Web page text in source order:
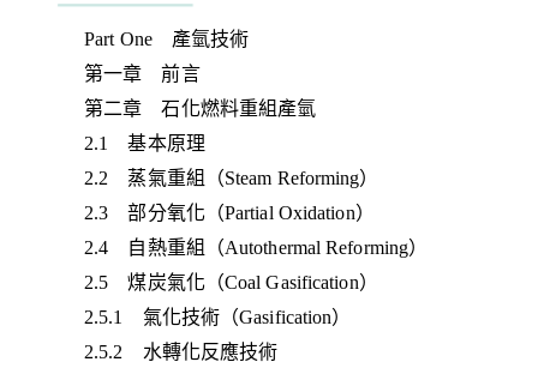
Part One 產氫技術
第一章 前言
第二章 石化燃料重組產氫
2.1 基本原理
2.2 蒸氣重組（Steam Reforming）
2.3 部分氧化（Partial Oxidation）
2.4 自熱重組（Autothermal Reforming）
2.5 煤炭氣化（Coal Gasification）
2.5.1 氣化技術（Gasification）
2.5.2 水轉化反應技術